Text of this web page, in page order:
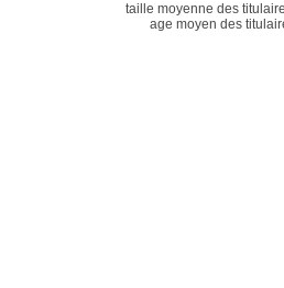
taille moyenne des
age moyen des